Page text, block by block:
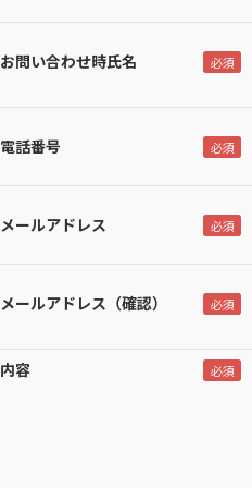
お問い合わせ時氏名
電話番号
メールアドレス
メールアドレス（確認）
内容